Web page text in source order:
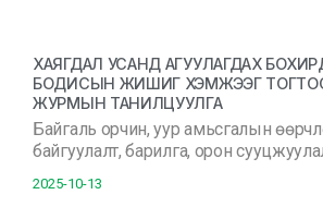
ХАЯГДАЛ УСАНД АГУУЛАГДАХ
БОДИСЫН ЖИШИГ ХЭМЖЭЭГ
ЖУРМЫН ТАНИЛЦУУЛГА
Байгаль орчин, уур амьсгалын
байгуулалт, барилга, орон
2025-10-13